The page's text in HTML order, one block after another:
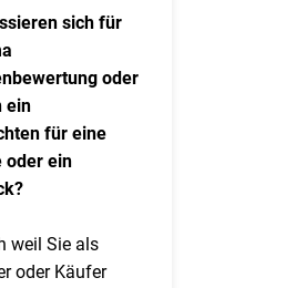
sich für
oder
ein
für eine
oder ein
weil Sie als
oder Käufer